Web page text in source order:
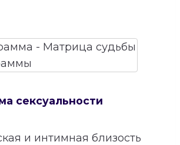
сексуальности
и интимная близость